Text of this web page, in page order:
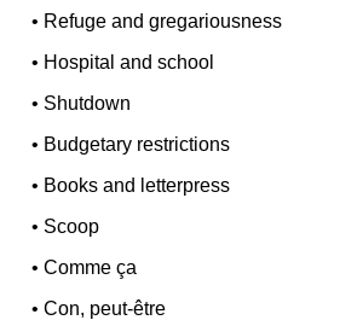
• Refuge and gregariousness
• Hospital and school
• Shutdown
• Budgetary restrictions
• Books and letterpress
• Scoop
•Comme ça
•Con, peut-être